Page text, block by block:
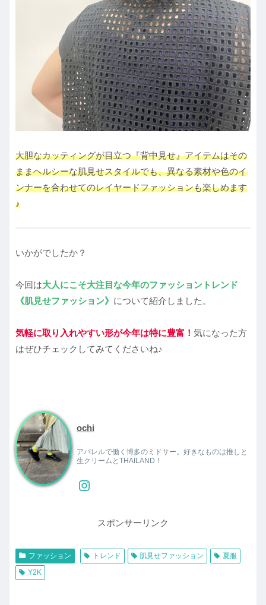
大胆なカッティングが目立つ『背中見せ』アイテムはその
ままヘルシーな肌見せスタイルでも、異なる素材や色のイ
ンナーを合わせてのレイヤードファッションも楽しめます
♪
いかがでしたか？
今回は大人にこそ大注目な今年のファッショントレンド
《肌見せファッション》 について紹介しました。
気軽に取り入れやすい形が今年は特に豊富！ 気になった方
はぜひチェックしてみてくださいね♪
ochi
アパレルで働く博多のミドサー。好きなものは推しと
生クリームとTHAILAND！
スポンサーリンク
ファッション トレンド 肌見せファッション
夏服
Y2K